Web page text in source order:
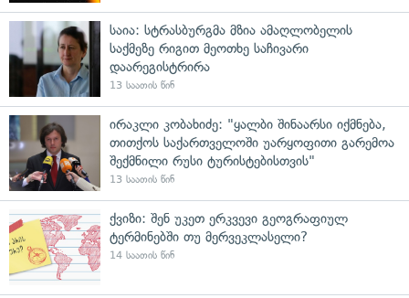
საია: სტრასბურგმა მზია ამაღლობელის
საქმეზე რიგით მეოთხე საჩივარი
დაარეგისტრირა
13 საათის წინ
ირაკლი კობახიძე: "ყალბი შინაარსი იქმნება,
თითქოს საქართველოში უარყოფითი გარემოა
შექმნილი რუსი ტურისტებისთვის"
13 საათის წინ
ქვიზი: შენ უკეთ ერკვევი გეოგრაფიულ
ტერმინებში თუ მერვეკლასელი?
14 საათის წინ